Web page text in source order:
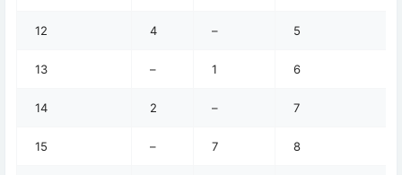
12 4 – 5
13 – 1 6
14 2 – 7
15 – 7 8